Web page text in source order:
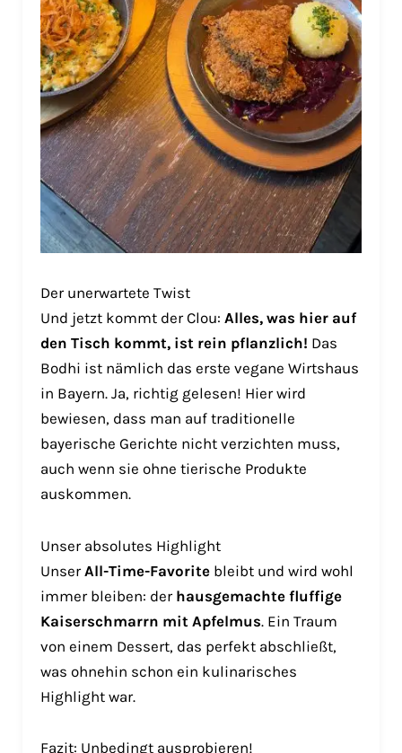
Der unerwartete Twist
Und jetzt kommt der Clou: Alles, was hier auf
den Tisch kommt, ist rein pflanzlich! Das
Bodhi ist nämlich das erste vegane Wirtshaus
in Bayern. Ja, richtig gelesen! Hier wird
bewiesen, dass man auf traditionelle
bayerische Gerichte nicht verzichten muss,
auch wenn sie ohne tierische Produkte
auskommen.
Unser absolutes Highlight
UnserAll-Time-Favorite bleibt und wird wohl
immer bleiben: der hausgemachte fluffige
Kaiserschmarrn mit Apfelmus. Ein Traum
von einem Dessert, das perfekt abschließt,
was ohnehin schon ein kulinarisches
Highlight war.
Fazit: Unbedingt ausprobieren!